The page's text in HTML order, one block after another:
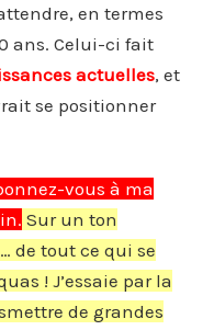
en termes
ans. Celui-ci fait
actuelles, et
se positionner
vous à ma
Sur un ton
de tout ce qui se
! J’essaie par la
de grandes